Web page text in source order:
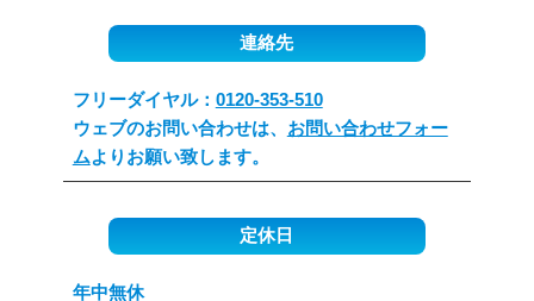
連絡先
フリーダイヤル： 0120-353-510
ウェブのお問い合わせは、 お問い合わせフォー
ムよりお願い致します。
定休日
年中無休